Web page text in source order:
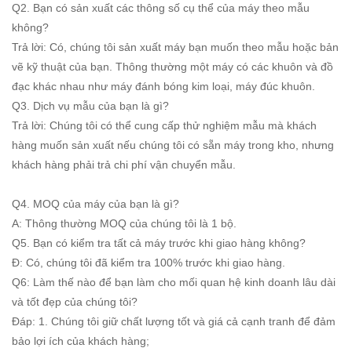
Q2. Bạn có sản xuất các thông số cụ thể của máy theo mẫu
không?
Trả lời: Có, chúng tôi sản xuất máy bạn muốn theo mẫu hoặc bản
vẽ kỹ thuật của bạn. Thông thường một máy có các khuôn và đồ
đạc khác nhau như máy đánh bóng kim loại, máy đúc khuôn.
Q3. Dịch vụ mẫu của bạn là gì?
Trả lời: Chúng tôi có thể cung cấp thử nghiệm mẫu mà khách
hàng muốn sản xuất nếu chúng tôi có sẵn máy trong kho, nhưng
khách hàng phải trả chi phí vận chuyển mẫu.
Q4. MOQ của máy của bạn là gì?
A: Thông thường MOQ của chúng tôi là 1 bộ.
Q5. Bạn có kiểm tra tất cả máy trước khi giao hàng không?
Đ: Có, chúng tôi đã kiểm tra 100% trước khi giao hàng.
Q6: Làm thế nào để bạn làm cho mối quan hệ kinh doanh lâu dài
và tốt đẹp của chúng tôi?
Đáp: 1. Chúng tôi giữ chất lượng tốt và giá cả cạnh tranh để đảm
bảo lợi ích của khách hàng;